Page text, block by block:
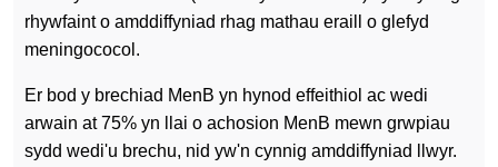
rhywfaint o amddiffyniad rhag mathau eraill o glefyd
meningococol.
Er bod y brechiad MenB yn hynod effeithiol ac wedi
arwain at 75% yn llai o achosion MenB mewn grwpiau
sydd wedi'u brechu, nid yw'n cynnig amddiffyniad llwyr.